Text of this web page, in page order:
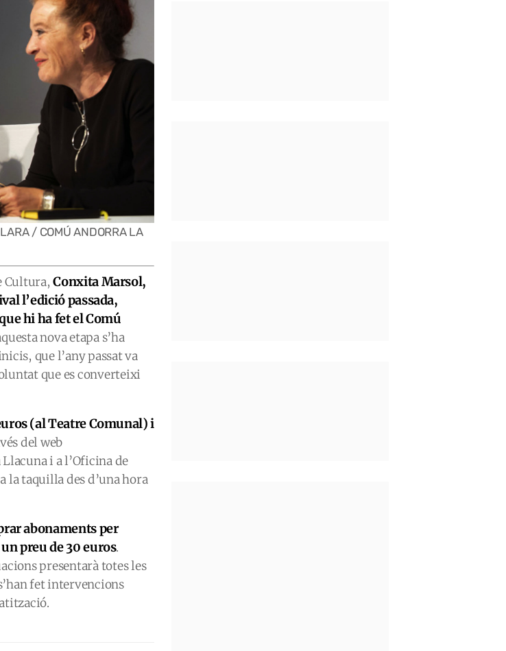
/ COMÚ ANDORRA LA
Cultura,Conxita Marsol,
l’edició passada,
hi ha fet el Comú
nova etapa s’ha
que l’any passat va
que es converteixi
(al Teatre Comunal) i
del web
i a l’Oficina de
la taquilla des d’una hora
abonaments per
preu de 30 euros.
presentarà totes les
fet intervencions